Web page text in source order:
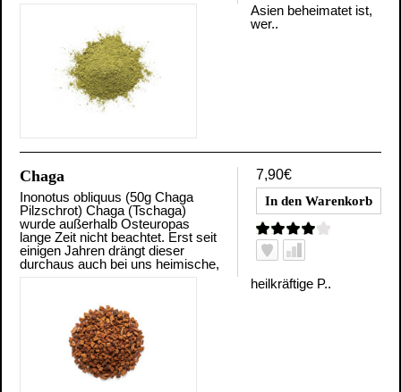
Asien beheimatet ist,
wer..
7,90€
Chaga
Inonotus obliquus (50g Chaga
Pilzschrot) Chaga (Tschaga)
wurde außerhalb Osteuropas
lange Zeit nicht beachtet. Erst seit
einigen Jahren drängt dieser
durchaus auch bei uns heimische,
heilkräftige P..